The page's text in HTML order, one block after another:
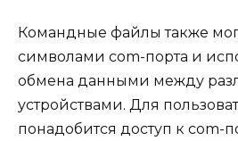
Командные файлы также
символами com-порта и
обмена данными между
устройствами. Для
понадобится доступ к com-